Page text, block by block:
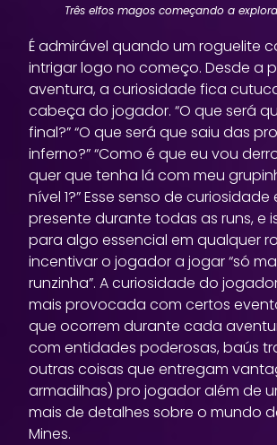
Três elfos magos começando a
É admirável quando um roguelite
intrigar logo no começo. Desde a
aventura, a curiosidade fica
cabeça do jogador. “O que será
final?” “O que será que saiu das
inferno?” “Como é que eu vou
quer que tenha lá com meu
nível 1?” Esse senso de
presente durante todas as runs, e
para algo essencial em qualquer
incentivar o jogador a jogar “só
runzinha”. A curiosidade do
mais provocada com certos
que ocorrem durante cada
com entidades poderosas, baús
outras coisas que entregam
armadilhas) pro jogador além de
mais de detalhes sobre o mundo
Mines.